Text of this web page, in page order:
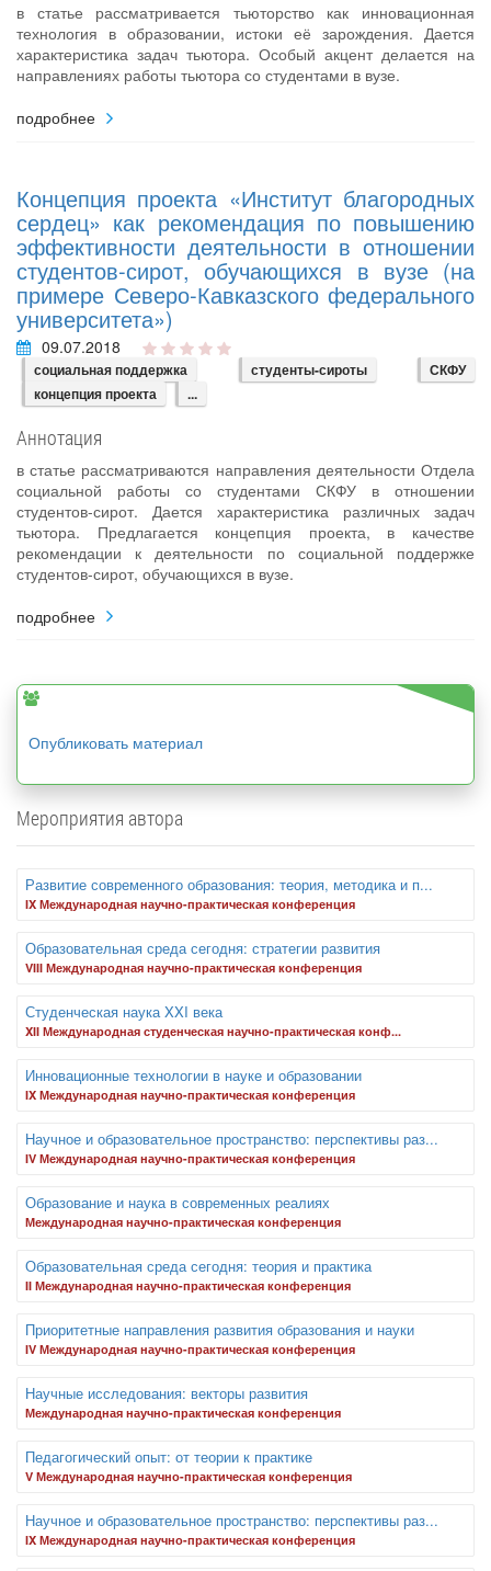
в статье рассматривается тьюторство как инновационная
технология в образовании, истоки её зарождения. Дается
характеристика задач тьютора. Особый акцент делается на
направлениях работы тьютора со студентами в вузе.
подробнее
Концепция проекта «Институт благородных
сердец» как рекомендация по повышению
эффективности деятельности в отношении
студентов-сирот, обучающихся в вузе (на
примере Северо-Кавказского федерального
университета»)
09.07.2018
социальная поддержка студенты-сироты
СКФУ
концепция проекта
...
Аннотация
в статье рассматриваются направления деятельности Отдела
социальной работы со студентами СКФУ в отношении
студентов-сирот. Дается характеристика различных задач
тьютора. Предлагается концепция проекта, в качестве
рекомендации к деятельности по социальной поддержке
студентов-сирот, обучающихся в вузе.
подробнее
Опубликовать материал
Мероприятия автора
Развитие современного образования: теория, методика и п...
IX Международная научно-практическая конференция
Образовательная среда сегодня: стратегии развития
VIII Международная научно-практическая конференция
Студенческая наука XXI века
XII Международная студенческая научно-практическая конф...
Инновационные технологии в науке и образовании
IX Международная научно-практическая конференция
Научное и образовательное пространство: перспективы раз...
IV Международная научно-практическая конференция
Образование и наука в современных реалиях
Международная научно-практическая конференция
Образовательная среда сегодня: теория и практика
II Международная научно-практическая конференция
Приоритетные направления развития образования и науки
IV Международная научно-практическая конференция
Научные исследования: векторы развития
Международная научно-практическая конференция
Педагогический опыт: от теории к практике
V Международная научно-практическая конференция
Научное и образовательное пространство: перспективы раз...
IX Международная научно-практическая конференция